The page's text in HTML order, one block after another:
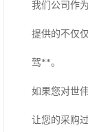
我们公司作
提供的不仅
驾**。
如果您对世
让您的采购